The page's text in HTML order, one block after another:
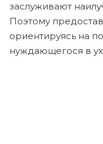
заслуживают
Поэтому
ориентируясь на
нуждающегося в